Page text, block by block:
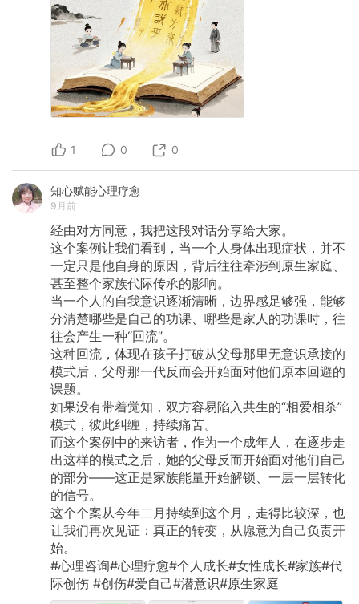
1 0 0
知心赋能心理疗愈
9月前
经由对方同意，我把这段对话分享给大家。
这个案例让我们看到，当一个人身体出现症状，并不
一定只是他自身的原因，背后往往牵涉到原生家庭、
甚至整个家族代际传承的影响。
当一个人的自我意识逐渐清晰，边界感足够强，能够
分清楚哪些是自己的功课、哪些是家人的功课时，往
往会产生一种“回流”。
这种回流，体现在孩子打破从父母那里无意识承接的
模式后，父母那一代反而会开始面对他们原本回避的
课题。
如果没有带着觉知，双方容易陷入共生的“相爱相杀”
模式，彼此纠缠，持续痛苦。
而这个案例中的来访者，作为一个成年人，在逐步走
出这样的模式之后，她的父母反而开始面对他们自己
的部分——这正是家族能量开始解锁、一层一层转化
的信号。
这个个案从今年二月持续到这个月，走得比较深，也
让我们再次见证：真正的转变，从愿意为自己负责开
始。
#心理咨询#心理疗愈#个人成长#女性成长#家族#代
际创伤 #创伤#爱自己#潜意识#原生家庭